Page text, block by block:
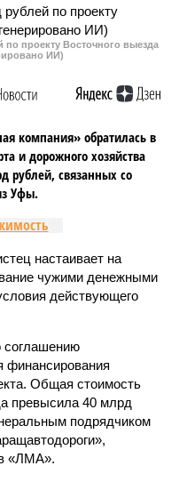
проекту Восточного выезда
ИИ)
компания» обратилась в
и дорожного хозяйства
рублей, связанных со
Уфы.
настаивает на
чужими денежными
действующего
соглашению
финансирования
Общая стоимость
превысила 40 млрд
подрядчиком
«ЛМА».